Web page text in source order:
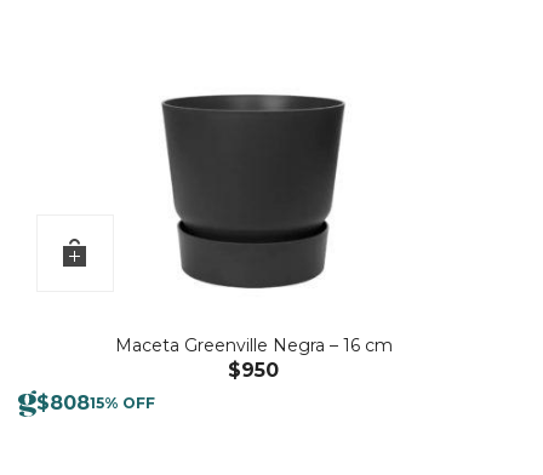
Maceta Greenville Negra – 16 cm
$950
$80815% OFF